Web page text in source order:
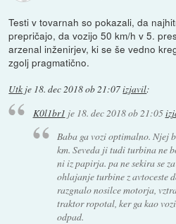
Testi v tovarnah so pokazali, da
prepričajo, da vozijo 50 km/h v 5.
arzenal inženirjev, ki se še vedno
zgolj pragmatično.
Utk je 18. dec 2018 ob 21:07izjavil:
K0l1br1 je 18. dec 2018 ob 21:05
Baba ga vozi optimalno. Njej
km. Seveda ji tudi turbina ne
ni iz papirja. pa ne sekira se
ohlajanje turbine z avtoceste
razgnalo nosilce motorja,
traktor ropotal, ker ga kao
odpad.